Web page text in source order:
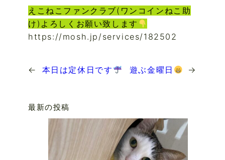
えこねこファンクラブ(ワンコインねこ助
け)よろしくお願い致します
https://mosh.jp/services/182502
← 本日は定休日です 遊ぶ金曜日 →
最新の投稿